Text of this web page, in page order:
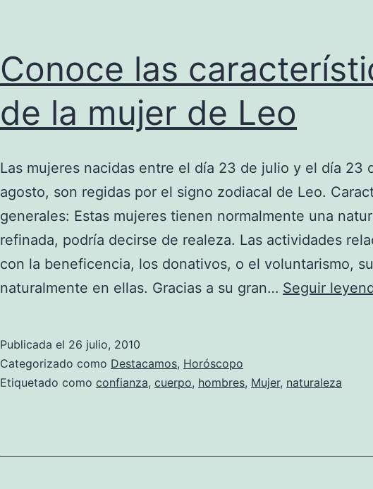
Conoce las
de la mujer de Leo
Las mujeres nacidas entre el día 23 de julio y el día 23
agosto, son regidas por el signo zodiacal de Leo.
generales: Estas mujeres tienen normalmente una
refinada, podría decirse de realeza. Las actividades
con la beneficencia, los donativos, o el voluntarismo,
naturalmente en ellas. Gracias a su gran… Seguir
Publicada el 26 julio, 2010
Categorizado como Destacamos, Horóscopo
Etiquetado como confianza, cuerpo, hombres, Mujer, naturaleza